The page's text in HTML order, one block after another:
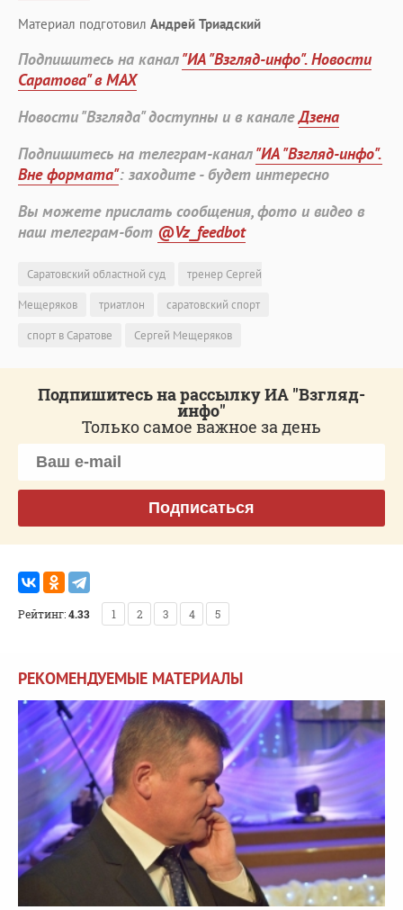
Материал подготовил Андрей Триадский
Подпишитесь на канал"ИА "Взгляд-инфо". Новости
Саратова" в MAX
Новости "Взгляда" доступны и в каналеДзена
Подпишитесь на телеграм-канал"ИА "Взгляд-инфо".
Вне формата": заходите - будет интересно
Вы можете прислать сообщения, фото и видео в
наш телеграм-бот @Vz_feedbot
Саратовский областной суд
тренер Сергей
Мещеряков
триатлон
саратовский спорт
спорт в Саратове
Сергей Мещеряков
Подпишитесь на рассылку ИА "Взгляд-
инфо"
Только самое важное за день
Подписаться
Рейтинг:4.33 1 2 3 4 5
РЕКОМЕНДУЕМЫЕ МАТЕРИАЛЫ